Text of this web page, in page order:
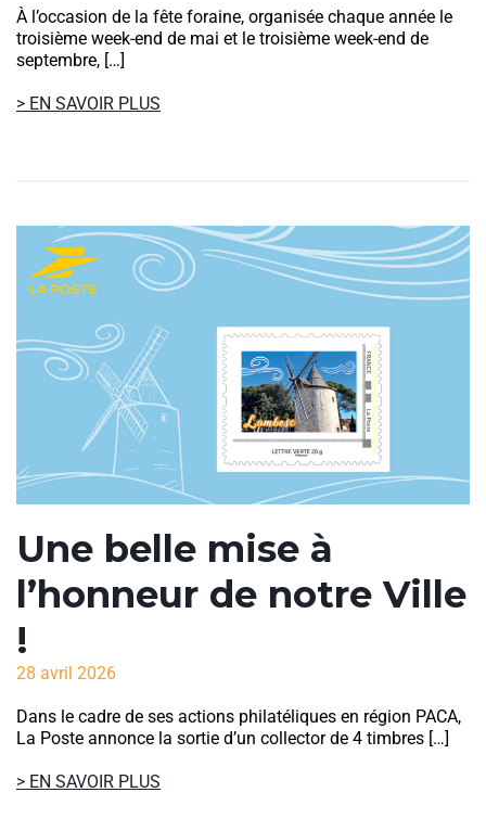
À l’occasion de la fête foraine, organisée chaque année le
troisième week-end de mai et le troisième week-end de
septembre, […]
> EN SAVOIR PLUS
Une belle mise à
l’honneur de notre Ville
!
28 avril 2026
Dans le cadre de ses actions philatéliques en région PACA,
La Poste annonce la sortie d’un collector de 4 timbres […]
> EN SAVOIR PLUS